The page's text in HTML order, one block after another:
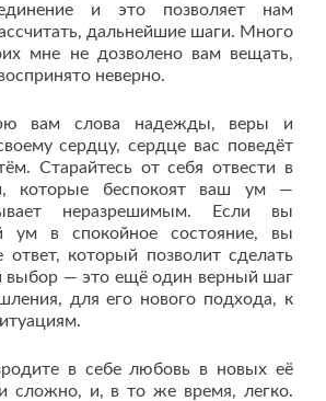
и это позволяет нам
дальнейшие шаги. Много
мне не дозволено вам вещать,
неверно.
вам слова надежды, веры и
сердцу, сердце вас поведёт
Старайтесь от себя отвести в
которые беспокоят ваш ум —
неразрешимым. Если вы
ум в спокойное состояние, вы
ответ, который позволит сделать
выбор — это ещё один верный шаг
для его нового подхода, к
в себе любовь в новых её
сложно, и, в то же время, легко.